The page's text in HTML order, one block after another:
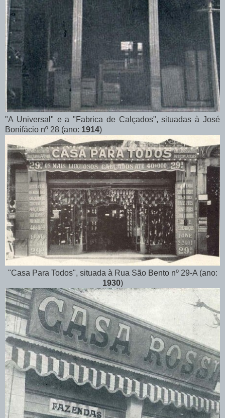
"A Universal" e a "Fabrica de Calçados", situadas à José
Bonifácio nº 28 (ano: 1914)
"Casa Para Todos", situada à Rua São Bento nº 29-A (ano:
1930)